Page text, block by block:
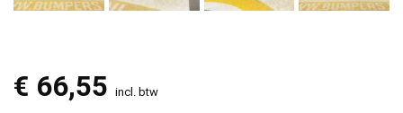
€ 66,55 incl. btw